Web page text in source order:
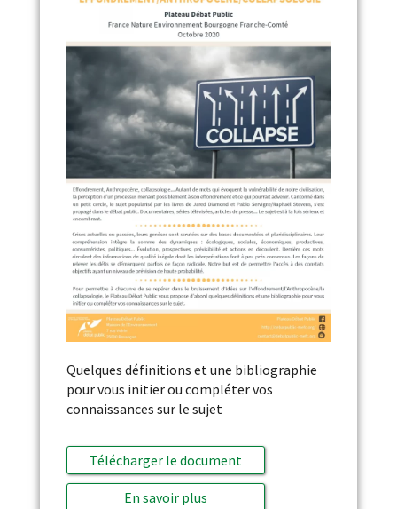
Quelques définitions et une bibliographie
pour vous initier ou compléter vos
connaissances sur le sujet
Télécharger le document
En savoir plus